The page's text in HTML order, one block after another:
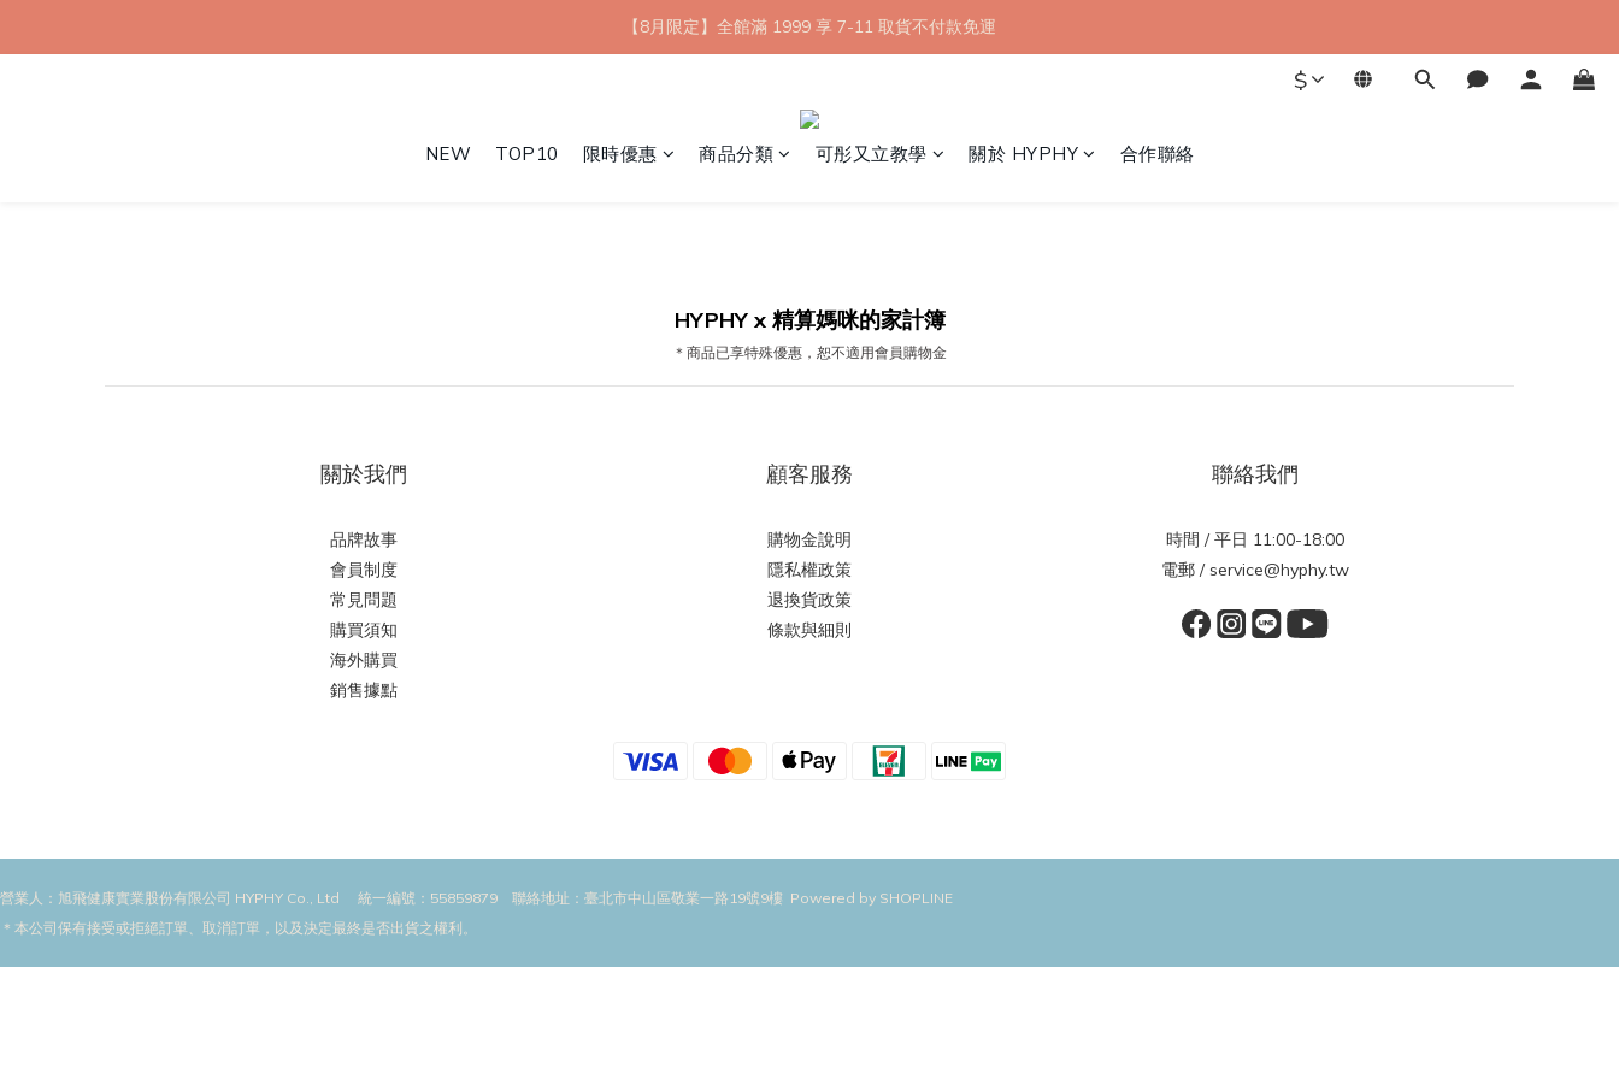
【8月限定】全館滿 1999 享 7-11 取貨不付款免運
【8月限定】全館滿 1999 享 7-11 取貨不付款免運
新會員首購 7-11 店到店免運 點我成為HYPHY Girl
$
NEW TOP10 限時優惠 商品分類 可彤又立教學 關於 HYPHY 合作聯絡
HYPHY x 精算媽咪的家計簿
＊商品已享特殊優惠，恕不適用會員購物金
關於我們
品牌故事
會員制度
常見問題
購買須知
海外購買
銷售據點
顧客服務
購物金說明
隱私權政策
退換貨政策
條款與細則
聯絡我們
時間 / 平日 11:00-18:00
電郵 / service@hyphy.tw
營業人：旭飛健康實業股份有限公司 HYPHY Co., Ltd 統一編號：55859879 聯絡地址：臺北市中山區敬業一路19號9樓 Powered by SHOPLINE
＊本公司保有接受或拒絕訂單、取消訂單，以及決定最終是否出貨之權利。